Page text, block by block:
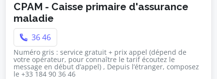
CPAM - Caisse primaire d'assurance
maladie
36 46
Numéro gris : service gratuit + prix appel (dépend de
votre opérateur, pour connaître le tarif écoutez le
message en début d’appel) , Depuis l’étranger, composez
le +33 184 90 36 46